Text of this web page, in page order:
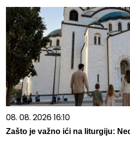
08. 08. 2026 16:10
Zašto je važno ići na liturgiju: